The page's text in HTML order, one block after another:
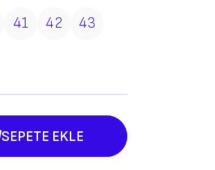
41 42
43
SEPETE EKLE